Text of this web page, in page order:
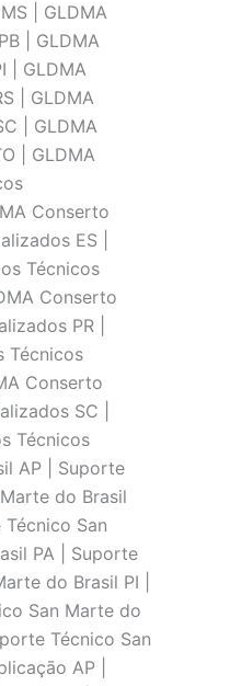
| GLDMA
| GLDMA
| GLDMA
| GLDMA
| GLDMA
| GLDMA
Conserto
ES |
Técnicos
Conserto
PR |
Técnicos
Conserto
SC |
Técnicos
AP | Suporte
do Brasil
San
PA | Suporte
do Brasil PI |
San Marte do
Técnico San
AP |